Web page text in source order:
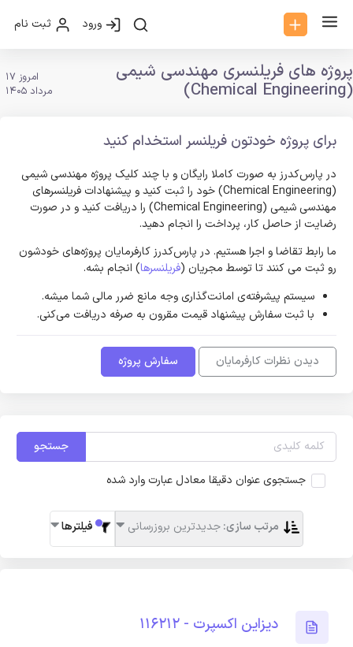
ورود ثبت نام
پروژه های فریلنسری مهندسی شیمی
(Chemical Engineering)
امروز 17
مرداد 1405
برای پروژه خودتون فریلنسر استخدام کنید
در پارس‌کدرز به صورت کاملا رایگان و با چند کلیک پروژه مهندسی شیمی
(Chemical Engineering) خود را ثبت کنید و پیشنهادات فریلنسر‌های
مهندسی شیمی (Chemical Engineering) را دریافت کنید و در صورت
رضایت از حاصل کار، پرداخت را انجام دهید.
ما رابط تقاضا و اجرا هستیم. در پارس‌کدرز کارفرمایان پروژه‌های خودشون
رو ثبت می کنند تا توسط مجریان (فریلنسرها) انجام بشه.
سیستم پیشرفته‌ی امانت‌گذاری وجه مانع ضرر مالی شما میشه.
با ثبت سفارش پیشنهاد قیمت مقرون به صرفه دریافت می‌کنی.
دیدن نظرات کارفرمایان سفارش پروژه
جستجو
جستجوی عنوان دقیقا معادل عبارت وارد شده
مرتب سازی:جدیدترین بروزرسانی فیلترها
دیزاین اکسپرت - 116212